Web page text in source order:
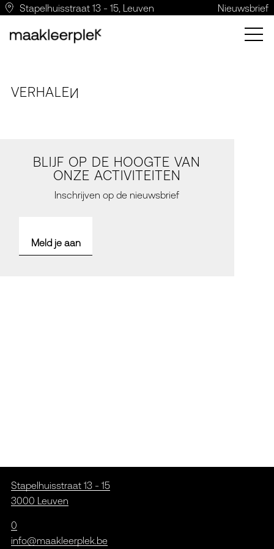
Stapelhuisstraat 13 - 15, Leuven Nieuwsbrief
VERHALEN
BLIJF OP DE HOOGTE VAN
ONZE ACTIVITEITEN
Inschrijven op de nieuwsbrief
Meld je aan
Stapelhuisstraat 13 - 15
3000 Leuven
0
info@maakleerplek.be